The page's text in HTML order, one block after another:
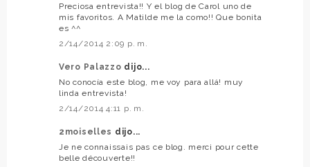
Preciosa entrevista!! Y el blog de Carol uno de
mis favoritos. A Matilde me la como!! Que bonita
es ^^
2/14/2014 2:09 p. m.
Vero Palazzo dijo...
No conocía este blog, me voy para allá! muy
linda entrevista!
2/14/2014 4:11 p. m.
2moiselles dijo...
Je ne connaissais pas ce blog. merci pour cette
belle découverte!!